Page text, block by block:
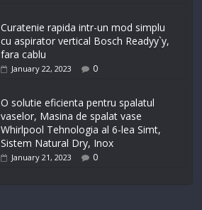
Curatenie rapida intr-un mod simplu
cu aspirator vertical Bosch Readyy`y,
fara cablu
January 22, 2023 0
O solutie eficienta pentru spalatul
vaselor, Masina de spalat vase
Whirlpool Tehnologia al 6-lea Simt,
Sistem Natural Dry, Inox
January 21, 2023 0